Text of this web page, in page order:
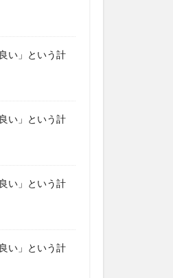
い」という計
い」という計
い」という計
い」という計